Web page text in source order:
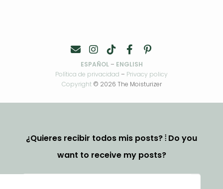
ESPAÑOL– ENGLISH
Política de privacidad – Privacy policy
Copyright© 2026 The Moisturizer
¿Quieres recibir todos mis posts? ⦙ Do you
want to receive my posts?